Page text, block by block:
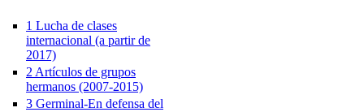
1 Lucha de clases
internacional (a partir de
2017)
2 Artículos de grupos
hermanos (2007-2015)
3 Germinal-En defensa del